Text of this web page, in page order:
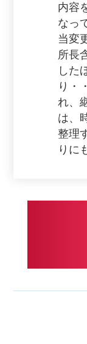
内容
なっ
当変
所長
した
り・
れ、
は、
整理
りに